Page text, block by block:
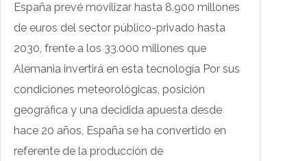
España prevé movilizar hasta 8.900 millones
de euros del sector público-privado hasta
2030, frente a los 33.000 millones que
Alemania invertirá en esta tecnología Por sus
condiciones meteorológicas, posición
geográfica y una decidida apuesta desde
hace 20 años, España se ha convertido en
referente de la producción de